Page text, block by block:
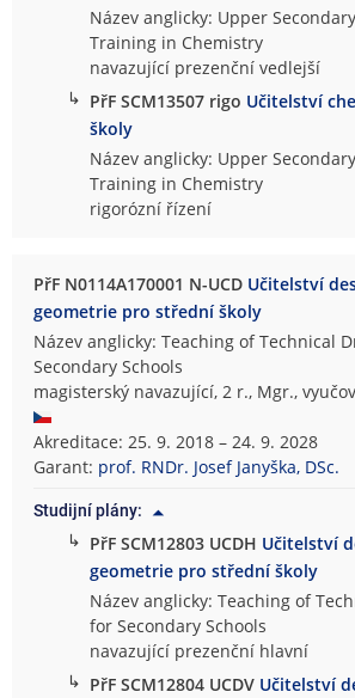
Název anglicky: Upper
Training in Chemistry
navazující prezenční vedlejší
↳ PřF SCM13507 rigo Učitelství
školy
Název anglicky: Upper
Training in Chemistry
rigorózní řízení
PřF N0114A170001 N-UCD Učitelství
geometrie pro střední školy
Název anglicky: Teaching of Technical
Secondary Schools
magisterský navazující, 2 r., Mgr.,
Akreditace: 25. 9. 2018 – 24. 9. 2028
Garant: prof. RNDr. Josef Janyška, DSc.
Studijní plány:
↳ PřF SCM12803 UCDH Učitelství
geometrie pro střední školy
Název anglicky: Teaching of
for Secondary Schools
navazující prezenční hlavní
↳ PřF SCM12804 UCDV Učitelství